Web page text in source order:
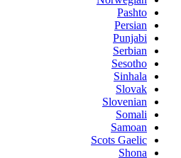
Pashto
Persian
Punjabi
Serbian
Sesotho
Sinhala
Slovak
Slovenian
Somali
Samoan
Scots Gaelic
Shona